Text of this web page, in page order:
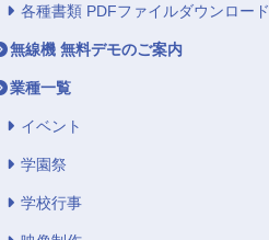
各種書類 PDFファイルダウンロード
無線機 無料デモのご案内
業種一覧
イベント
学園祭
学校行事